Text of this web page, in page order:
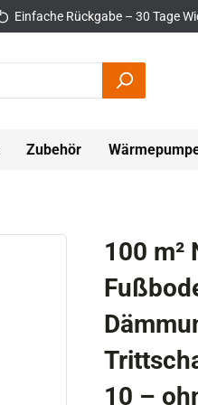
Einfache Rückgabe – 30 Tage
Zubehör
100 m²
10 –